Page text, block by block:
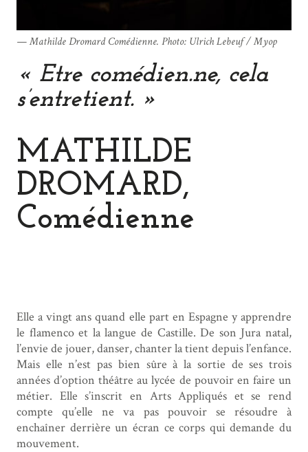
Mathilde Dromard Comédienne. Photo: Ulrich Lebeuf / Myop
« Etre comédien.ne, cela
s’entretient. »
MATHILDE
DROMARD,
Comédienne
Elle a vingt ans quand elle part en Espagne y apprendre
le flamenco et la langue de Castille. De son Jura natal,
l’envie de jouer, danser, chanter la tient depuis l’enfance.
Mais elle n’est pas bien sûre à la sortie de ses trois
années d’option théâtre au lycée de pouvoir en faire un
métier. Elle s’inscrit en Arts Appliqués et se rend
compte qu’elle ne va pas pouvoir se résoudre à
enchaîner derrière un écran ce corps qui demande du
mouvement.